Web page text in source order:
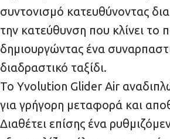
συντονισμό κατευθύνοντας
την κατεύθυνση που κλίνει το
δημιουργώντας ένα
διαδραστικό ταξίδι.
Το Yvolution Glider Air
για γρήγορη μεταφορά και
Διαθέτει επίσης ένα